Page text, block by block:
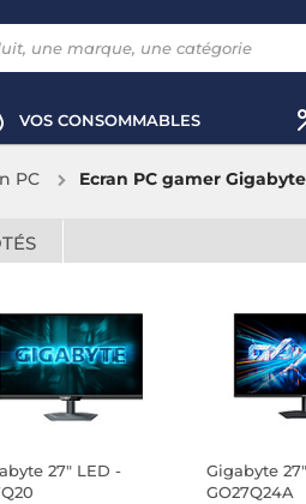
VOS CONSOMMABLES
PC Ecran PC gamer Gigabyte
27" LED -
Gigabyte
GO27Q24A